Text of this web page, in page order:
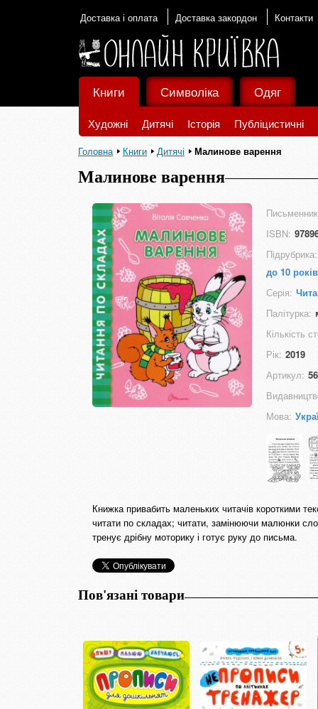
Доставка і оплата Доставка закордон Контакти
Книги
Художні Дитячі Історія Публіцистичні
Символіка Одяг
Головна Книги Дитячі Малинове варення
Малинове варення
ISBN:
Підрубрика:
до 10 років
Серія:
Палітурка:
Кількість
Рік: 2019
Артикул:
Мова:
Книжка привабить маленьких читачів короткими
читати по складах; читати, замінюючи малюнки
тренує дрібну моторику і готує руку до письма.
Пов'язані товари